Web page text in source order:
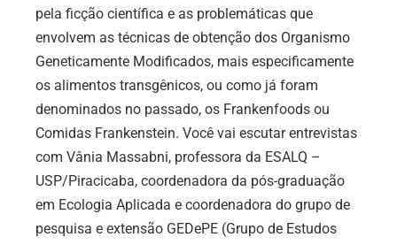
pela ficção científica e as problemáticas que
envolvem as técnicas de obtenção dos Organismo
Geneticamente Modificados, mais especificamente
os alimentos transgênicos, ou como já foram
denominados no passado, os Frankenfoods ou
Comidas Frankenstein. Você vai escutar entrevistas
com Vânia Massabni, professora da ESALQ –
USP/Piracicaba, coordenadora da pós-graduação
em Ecologia Aplicada e coordenadora do grupo de
pesquisa e extensão GEDePE (Grupo de Estudos